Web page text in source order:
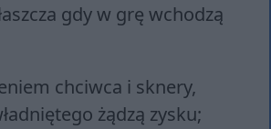
gdy w grę wchodzą
chciwca i sknery,
żądzą zysku;